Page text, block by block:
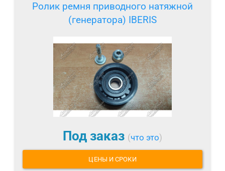
Ролик ремня приводного натяжной
(генератора) IBERIS
Под заказ (что это)
ЦЕНЫ И СРОКИ